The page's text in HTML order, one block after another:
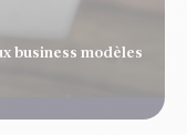
business modèles